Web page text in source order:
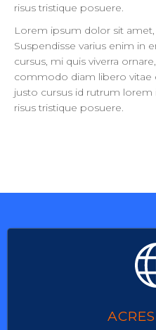
risus tristique posuere.
Lorem ipsum dolor sit
Suspendisse varius enim in
cursus, mi quis viverra
commodo diam libero vitae
justo cursus id rutrum
risus tristique posuere.